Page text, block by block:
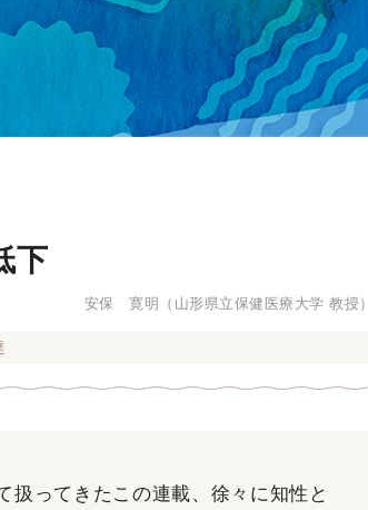
下
安保 寛明 （山形県立保健医療大学 教授）
ってきたこの連載、徐々に知性と